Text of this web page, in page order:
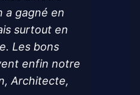
a gagné en
surtout en
Les bons
enfin notre
Architecte,